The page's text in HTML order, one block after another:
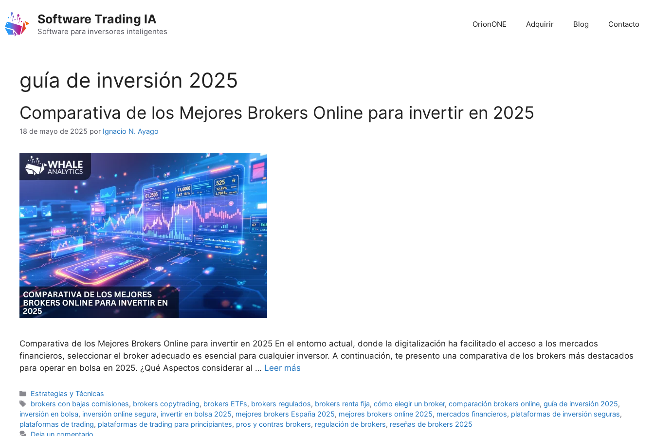
contenido
Software Trading IA
Software para inversores inteligentes
OrionONE Adquirir Blog Contacto
guía de inversión 2025
Comparativa de los Mejores Brokers Online para invertir en 2025
18 de mayo de 2025 por Ignacio N. Ayago
Comparativa de los Mejores Brokers Online para invertir en 2025 En el entorno actual, donde la digitalización ha facilitado el acceso a los mercados
financieros, seleccionar el broker adecuado es esencial para cualquier inversor. A continuación, te presento una comparativa de los brokers más destacados
para operar en bolsa en 2025. ¿Qué Aspectos considerar al … Leer más
Categorías
Estrategias y Técnicas
Etiquetas
brokers con bajas comisiones, brokers copytrading, brokers ETFs, brokers regulados, brokers renta fija,cómo elegir un broker,comparación brokers online,guía de inversión 2025,
inversión en bolsa, inversión online segura, invertir en bolsa 2025, mejores brokers España 2025, mejores brokers online 2025, mercados financieros, plataformas de inversión seguras,
plataformas de trading, plataformas de trading para principiantes, pros y contras brokers, regulación de brokers, reseñas de brokers 2025